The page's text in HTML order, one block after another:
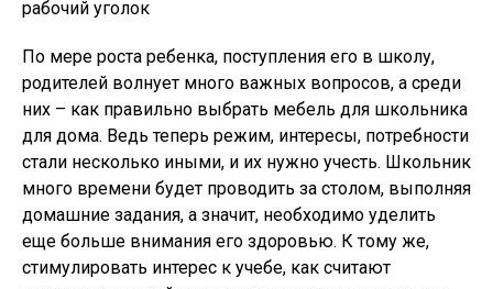
По мере роста ребенка, поступления его в школу,
родителей волнует много важных вопросов, а среди
них – как правильно выбрать мебель для школьника
для дома. Ведь теперь режим, интересы, потребности
стали несколько иными, и их нужно учесть. Школьник
много времени будет проводить за столом, выполняя
домашние задания, а значит, необходимо уделить
еще больше внимания его здоровью. К тому же,
стимулировать интерес к учебе, как считают